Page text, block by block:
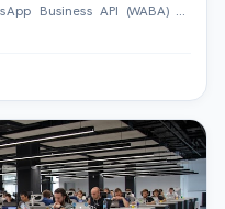
Business API (WABA) ke